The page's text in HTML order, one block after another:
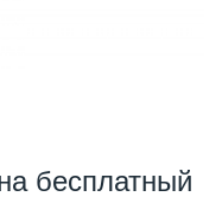
бесплатный